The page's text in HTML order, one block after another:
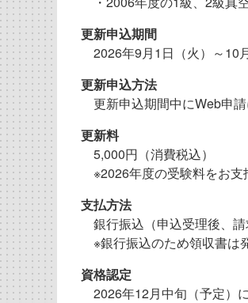
更新申込期間
2026年9月1日（火）～10
更新申込方法
更新申込期間中にWeb申請
更新料
5,000円（消費税込）
※2026年度の受験料をお支
支払方法
銀行振込（申込受理後、請
※銀行振込のため領収書は
資格認定
2026年12月中旬（予定）